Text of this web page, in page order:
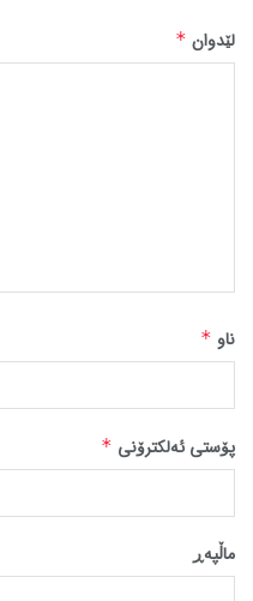
لێدوان*
ناو *
پۆستی ئەلکترۆنی *
ماڵپه‌ڕ